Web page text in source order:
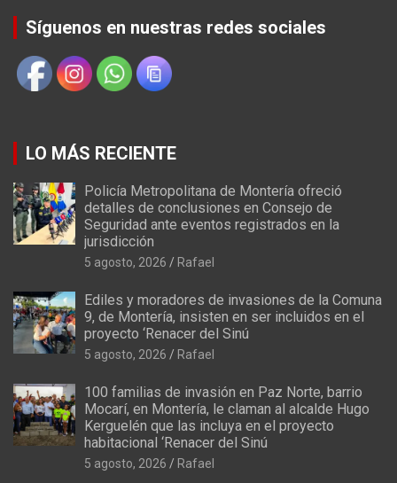
Síguenos en nuestras redes sociales
LO MÁS RECIENTE
Policía Metropolitana de Montería ofreció
detalles de conclusiones en Consejo de
Seguridad ante eventos registrados en la
jurisdicción
5 agosto, 2026 Rafael
Ediles y moradores de invasiones de la Comuna
9, de Montería, insisten en ser incluidos en el
proyecto ‘Renacer del Sinú
5 agosto, 2026 Rafael
100 familias de invasión en Paz Norte, barrio
Mocarí, en Montería, le claman al alcalde Hugo
Kerguelén que las incluya en el proyecto
habitacional ‘Renacer del Sinú
5 agosto, 2026 Rafael